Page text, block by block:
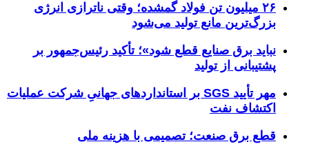
۲۶ میلیون تن فولاد گمشده؛ وقتی ناترازی انرژی
بزرگ‌ترین مانع تولید می‌شود
نباید برق صنایع قطع شود»؛ تأکید رئیس‌جمهور بر
پشتیبانی از تولید
مهر تأیید SGS بر استانداردهای جهانیِ شرکت عملیات
اکتشاف نفت
قطع برق صنعت؛ تصمیمی با هزینه ملی